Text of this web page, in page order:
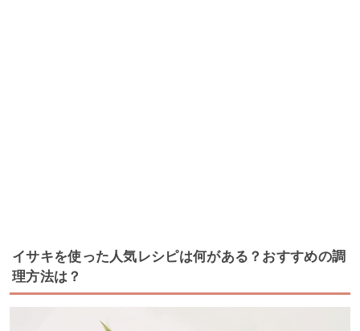
イサキを使った人気レシピは何がある？おすすめの調
理方法は？